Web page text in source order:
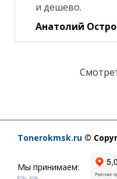
и дешево.
Анатолий
Tonerokmsk.ru ©
Мы принимаем: